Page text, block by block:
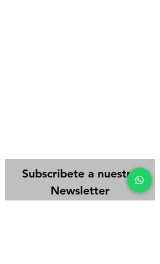
Subscribete a nuestro
Newsletter